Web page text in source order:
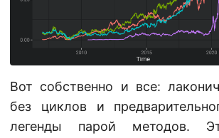
Вот собственно и все:
без циклов и
легенды парой методов.